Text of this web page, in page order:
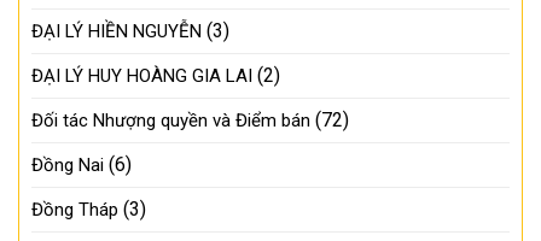
ĐẠI LÝ HIỀN NGUYỄN (3)
ĐẠI LÝ HUY HOÀNG GIA LAI (2)
Đối tác Nhượng quyền và Điểm bán (72)
Đồng Nai (6)
Đồng Tháp (3)